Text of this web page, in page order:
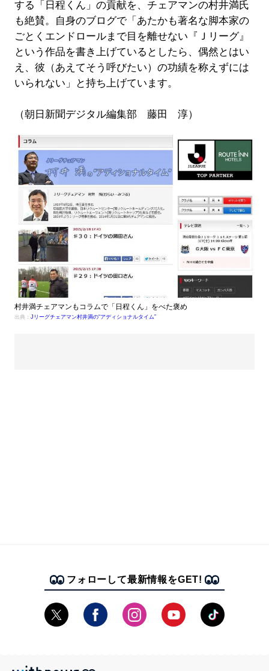
する「日程くん」の貢献を、チェアマンの村井満氏
も絶賛。自身のブログで「あたかも著名な脚本家の
ごとくエンドロールまで目を離せない『Ｊリーグ』
という作品を書き上げているとしたら、偶然とはい
え、彼（あえてそう呼びたい）の功績を称えずには
いられない」と持ち上げています。
（朝日新聞デジタル編集部 藤田 淳）
村井満チェアマンもコラムで「日程くん」をべた褒め
出典： Jリーグチェアマン村井満の“アディショナルタイム”
フォローして最新情報をGET!